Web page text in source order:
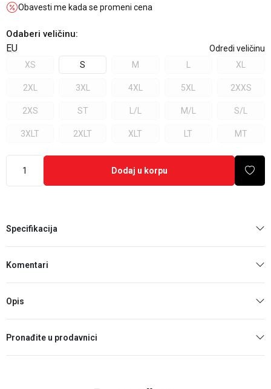
Obavesti me kada se promeni cena
Odaberi veličinu:
EU
Odredi veličinu
XS
S M XL
2XL 3XL 4XL 5XL 2XXS
2XS ST L/L M/L S/L
3XLT 2XLT XLT LT MT
Dodaj u korpu
Specifikacija
Komentari
Opis
Pronađite u prodavnici